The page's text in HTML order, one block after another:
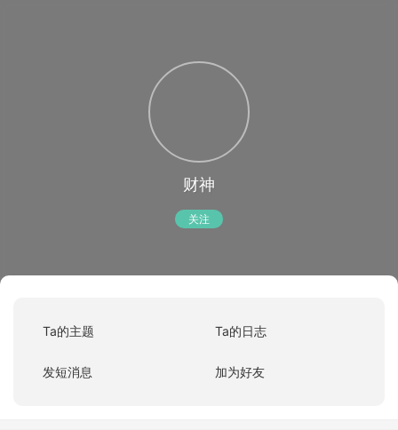
财神
关注
Ta的主题 Ta的日志
发短消息 加为好友